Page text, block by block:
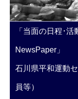
「当面の日程･活
NewsPaper」
石川県平和運動
員等）